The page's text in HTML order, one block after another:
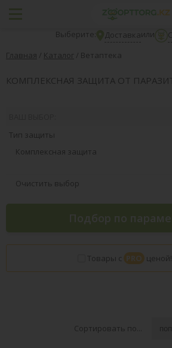
Выберите: Доставкаили
Главная / Каталог / Ветаптека
КОМПЛЕКСНАЯ ЗАЩИТА ОТ
Тип защиты
Комплексная защита
Очистить выбор
Подбор по
Товары с PRO ценой!
Сортировать по...